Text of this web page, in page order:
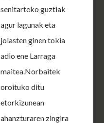
senitarteko guztiak
agur lagunak eta
jolasten ginen tokia
adio ene Larraga
maitea.Norbaitek
oroituko ditu
etorkizunean
ahanzturaren zingira